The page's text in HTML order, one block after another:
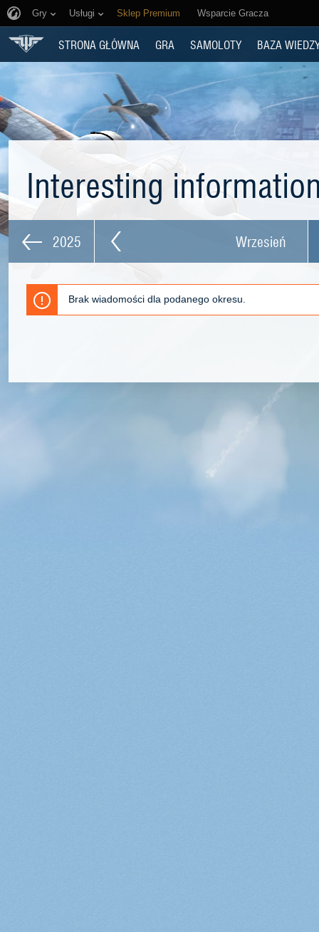
Gry Usługi Sklep Premium Wsparcie Gracza
STRONA GŁÓWNA GRA SAMOLOTY BAZA
Interesting
2025 Wrzesień
Brak wiadomości dla podanego okresu.